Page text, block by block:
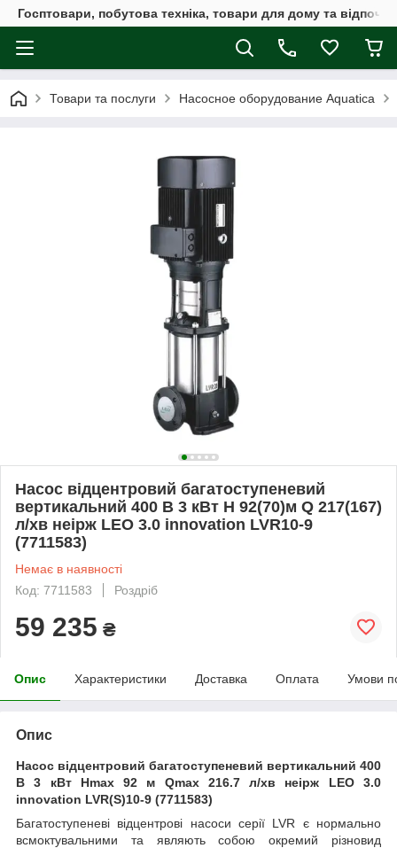
Госптовари, побутова техніка, товари для дому та
Товари та послуги Насосное оборудование Aquatica
Насос відцентровий багатоступеневий
вертикальний 400 В 3 кВт H 92(70)м Q 217(167)
л/хв неірж LEO 3.0 innovation LVR10-9
(7711583)
Немає в наявності
Код: 7711583
Роздріб
59 235 ₴
Опис Характеристики Доставка Оплата Умови
Опис
Насос відцентровий багатоступеневий вертикальний 400
В 3 кВт Hmax 92 м Qmax 216.7 л/хв неірж LEO 3.0
innovation LVR(S)10-9 (7711583)
Багатоступеневі відцентрові насоси серії LVR є нормально
всмоктувальними та являють собою окремий різновид